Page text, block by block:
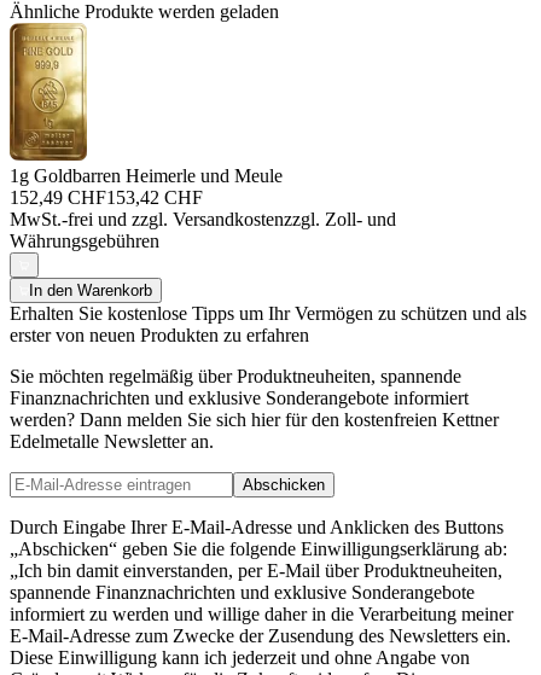
Ähnliche Produkte werden geladen
1g Goldbarren Heimerle und Meule
152,49 CHF153,42 CHF
MwSt.-frei und zzgl. Versandkostenzzgl. Zoll- und
Währungsgebühren
In den Warenkorb
Erhalten Sie kostenlose Tipps um Ihr Vermögen zu schützen und als
erster von neuen Produkten zu erfahren
Sie möchten regelmäßig über Produktneuheiten, spannende
Finanznachrichten und exklusive Sonderangebote informiert
werden? Dann melden Sie sich hier für den kostenfreien Kettner
Edelmetalle Newsletter an.
Abschicken
Durch Eingabe Ihrer E-Mail-Adresse und Anklicken des Buttons
„Abschicken“ geben Sie die folgende Einwilligungserklärung ab:
„Ich bin damit einverstanden, per E-Mail über Produktneuheiten,
spannende Finanznachrichten und exklusive Sonderangebote
informiert zu werden und willige daher in die Verarbeitung meiner
E-Mail-Adresse zum Zwecke der Zusendung des Newsletters ein.
Diese Einwilligung kann ich jederzeit und ohne Angabe von